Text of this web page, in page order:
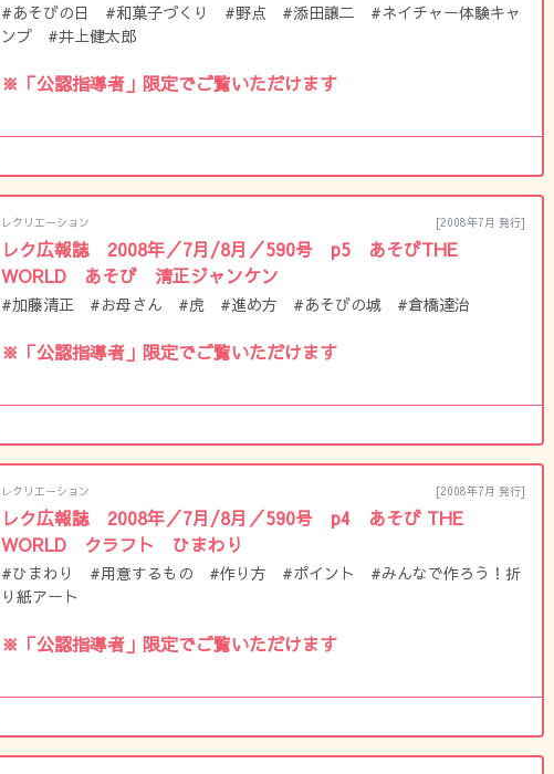
#あそびの日 #和菓子づくり #野点 #添田譲二 #ネイチャー体験キャ
ンプ #井上健太郎
※「公認指導者」限定でご覧いただけます
レクリエーション [2008年7月 発行]
レク広報誌 2008年／7月/8月／590号 p5 あそびTHE
WORLD あそび 清正ジャンケン
#加藤清正 #お母さん #虎 #進め方 #あそびの城 #倉橋達治
※「公認指導者」限定でご覧いただけます
レクリエーション [2008年7月 発行]
レク広報誌 2008年／7月/8月／590号 p4 あそび THE
WORLD クラフト ひまわり
#ひまわり #用意するもの #作り方 #ポイント #みんなで作ろう！折
り紙アート
※「公認指導者」限定でご覧いただけます